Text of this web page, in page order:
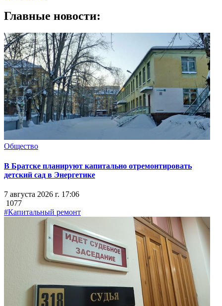
Главные новости:
Общество
В Братске планируют капитально отремонтировать
детский сад в Энергетике
7 августа 2026 г. 17:06
1077
#Капитальный ремонт